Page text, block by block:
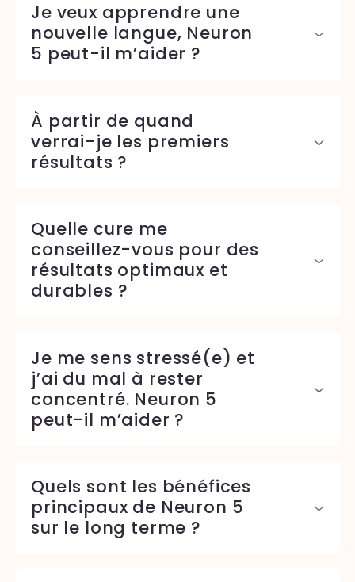
Je veux apprendre une
nouvelle langue, Neuron
5 peut-il m’aider ?
À partir de quand
verrai-je les premiers
résultats ?
Quelle cure me
conseillez-vous pour des
résultats optimaux et
durables ?
Je me sens stressé(e) et
j’ai du mal à rester
concentré. Neuron 5
peut-il m’aider ?
Quels sont les bénéfices
principaux de Neuron 5
sur le long terme ?